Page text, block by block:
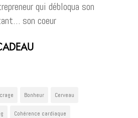
qui débloqua son
son coeur
Bonheur Cerveau
Cohérence cardiaque